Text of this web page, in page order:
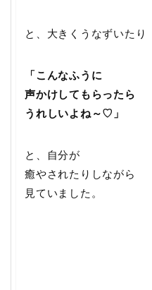
と、大きくうなずいたり
「こんなふうに
声かけしてもらったら
うれしいよね～♡」
と、自分が
癒やされたりしながら
見ていました。